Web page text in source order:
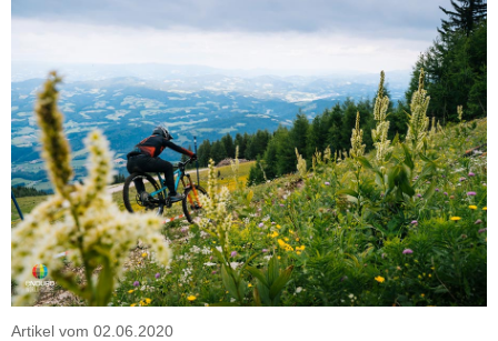
Artikel vom 02.06.2020